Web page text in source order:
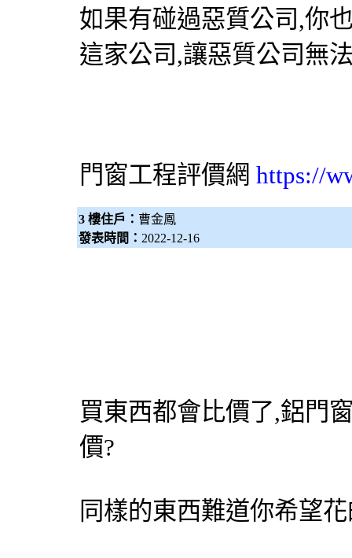
如果有碰過惡質公司,你
這家公司,讓惡質公司無
門窗工程評價網 https://
3 樓住戶： 曹金鳳
發表時間： 2022-12-16
買東西都會比價了,鋁門
價?
同樣的東西難道你希望